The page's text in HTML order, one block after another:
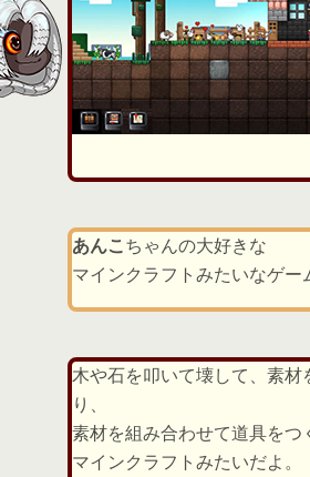
あんこ ちゃんの大好きな
マインクラフトみたいなゲー
木や石を叩いて壊して、素材
り、
素材を組み合わせて道具をつ
マインクラフトみたいだよ。